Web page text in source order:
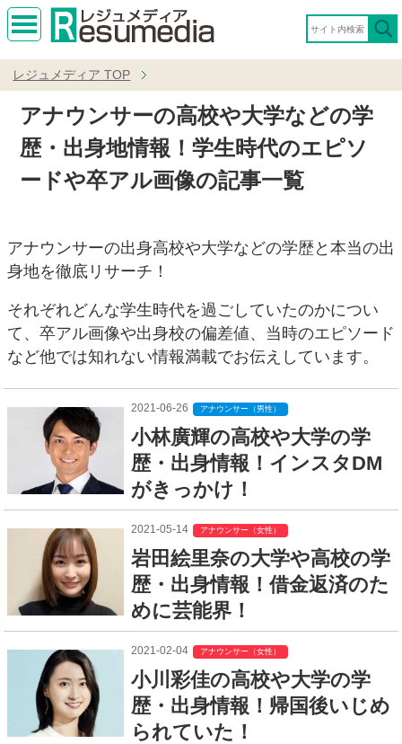
MEN
レジュメディア TOP
アナウンサーの高校や大学などの学
歴・出身地情報！学生時代のエピソ
ードや卒アル画像の記事一覧
アナウンサーの出身高校や大学などの学歴と本当の出
身地を徹底リサーチ！
それぞれどんな学生時代を過ごしていたのかについ
て、卒アル画像や出身校の偏差値、当時のエピソード
など他では知れない情報満載でお伝えしています。
2021-06-26 アナウンサー（男性）
小林廣輝の高校や大学の学
歴・出身情報！インスタDM
がきっかけ！
2021-05-14 アナウンサー（女性）
岩田絵里奈の大学や高校の学
歴・出身情報！借金返済のた
めに芸能界！
2021-02-04 アナウンサー（女性）
小川彩佳の高校や大学の学
歴・出身情報！帰国後いじめ
られていた！